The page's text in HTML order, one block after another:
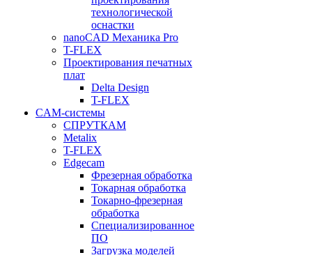
технологической
оснастки
nanoCAD Механика Pro
T-FLEX
Проектирования печатных
плат
Delta Design
T-FLEX
CAM-системы
СПРУТКAM
Metalix
T-FLEX
Edgecam
Фрезерная обработка
Токарная обработка
Токарно-фрезерная
обработка
Специализированное
ПО
Загрузка моделей